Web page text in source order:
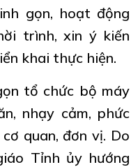
gọn, hoạt động
trình, xin ý kiến
khai thực hiện.
tổ chức bộ máy
nhạy cảm, phức
quan, đơn vị. Do
Tỉnh ủy hướng